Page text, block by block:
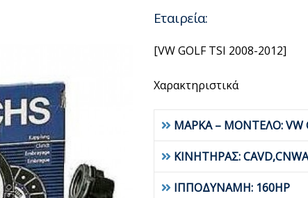
Εταιρεία:
[VW GOLF TSI 2008-2012]
Χαρακτηριστικά
ΜΑΡΚΑ – ΜΟΝΤΕΛΟ: VW
ΚΙΝΗΤΗΡΑΣ:
ΙΠΠΟΔΥΝΑΜΗ: 160HP